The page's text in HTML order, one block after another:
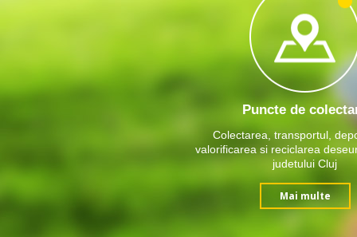
Puncte de
Colectarea, transportul,
valorificarea si reciclarea
judetului Cluj
Mai multe